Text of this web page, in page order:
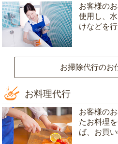
お客様の
使用し、
けなどを行
お掃除代行のお
お料理代行
お客様の
たお料理
ば、お買